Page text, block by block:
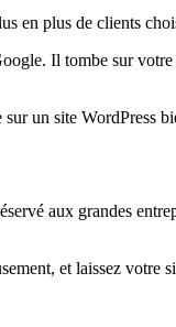
en plus de clients
Il tombe sur
un site WordPress
aux grandes
et laissez